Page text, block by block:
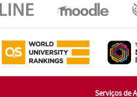
Serviços de